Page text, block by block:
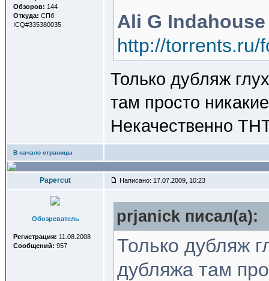
Обзоров: 144
Откуда: СПб
ICQ#335380035
Ali G
http://torrents.ru/
Только дубляж
там просто
Некачественно
В начало страницы
Papercut Написано: 17.07.2009, 10:23
Обозреватель
Регистрация: 11.08.2008
Сообщений: 957
prjanick писал(a):
Только дубляж
дубляжа там